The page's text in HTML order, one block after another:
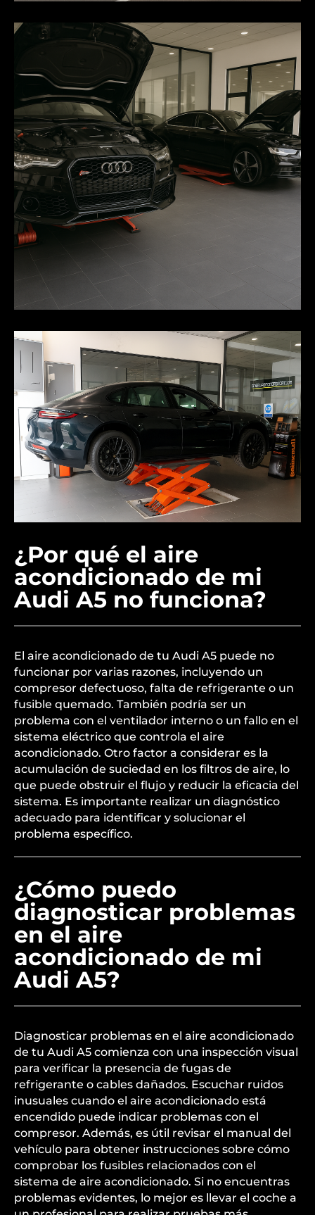
¿Por qué el aire
acondicionado de mi
Audi A5 no funciona?
El aire acondicionado de tu Audi A5 puede no
funcionar por varias razones, incluyendo un
compresor defectuoso, falta de refrigerante o un
fusible quemado. También podría ser un
problema con el ventilador interno o un fallo en el
sistema eléctrico que controla el aire
acondicionado. Otro factor a considerar es la
acumulación de suciedad en los filtros de aire, lo
que puede obstruir el flujo y reducir la eficacia del
sistema. Es importante realizar un diagnóstico
adecuado para identificar y solucionar el
problema específico.
¿Cómo puedo
diagnosticar problemas
en el aire
acondicionado de mi
Audi A5?
Diagnosticar problemas en el aire acondicionado
de tu Audi A5 comienza con una inspección visual
para verificar la presencia de fugas de
refrigerante o cables dañados. Escuchar ruidos
inusuales cuando el aire acondicionado está
encendido puede indicar problemas con el
compresor. Además, es útil revisar el manual del
vehículo para obtener instrucciones sobre cómo
comprobar los fusibles relacionados con el
sistema de aire acondicionado. Si no encuentras
problemas evidentes, lo mejor es llevar el coche a